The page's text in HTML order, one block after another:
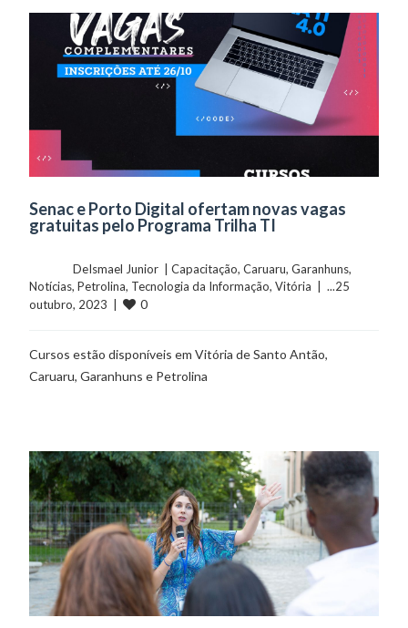
Senac e Porto Digital ofertam novas vagas
gratuitas pelo Programa Trilha TI
	    	DeIsmael Junior  |
Capacitação, Caruaru, Garanhuns
Notícias, Petrolina, Tecnologia da Informação, Vitória
  |  ...25
outubro, 2023  |
0
Cursos estão disponíveis em Vitória de Santo Antão,
Caruaru, Garanhuns e Petrolina